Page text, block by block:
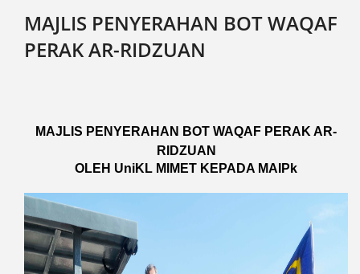
MAJLIS PENYERAHAN BOT WAQAF
PERAK AR-RIDZUAN
MAJLIS PENYERAHAN BOT WAQAF PERAK AR-
RIDZUAN
OLEH UniKL MIMET KEPADA MAIPk